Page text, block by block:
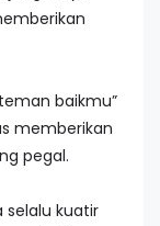
baikmu”
memberikan
pegal.
selalu kuatir